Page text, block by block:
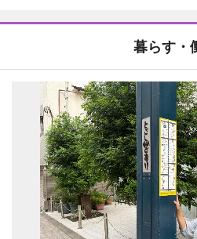
暮らす・